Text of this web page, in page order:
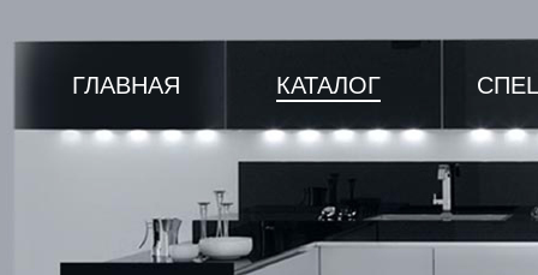
ГЛАВНАЯ КАТАЛОГ